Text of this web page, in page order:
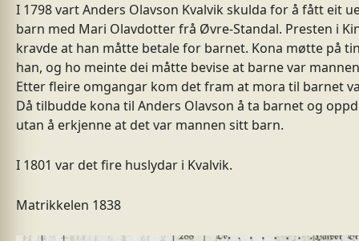
I 1798 vart Anders Olavson Kvalvik skulda for å fått eit
barn med Mari Olavdotter frå Øvre-Standal. Presten i
kravde at han måtte betale for barnet. Kona møtte på
han, og ho meinte dei måtte bevise at barne var
Etter fleire omgangar kom det fram at mora til barnet
Då tilbudde kona til Anders Olavson å ta barnet og
utan å erkjenne at det var mannen sitt barn.
I 1801 var det fire huslydar i Kvalvik.
Matrikkelen 1838